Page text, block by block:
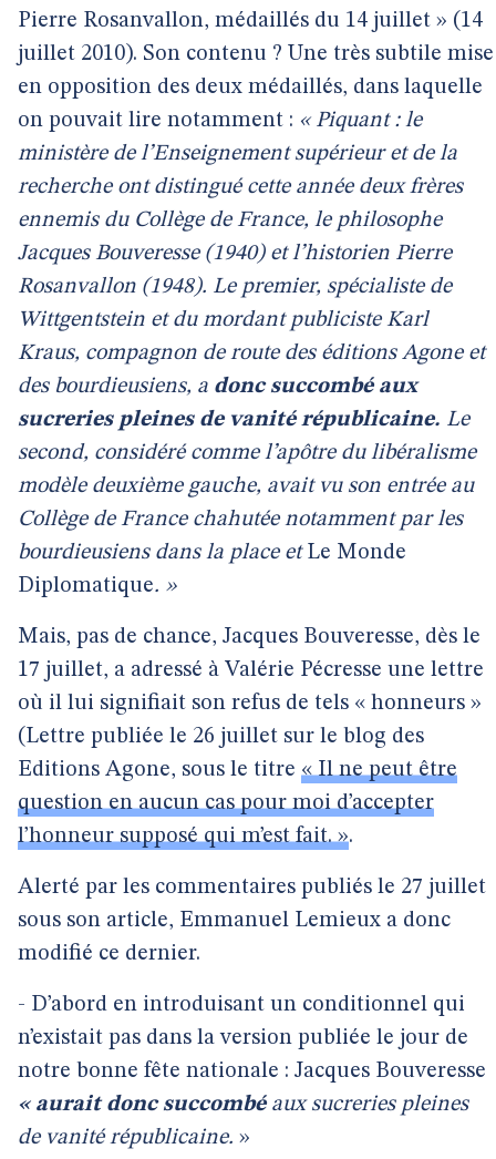
Pierre Rosanvallon, médaillés du 14 juillet » (14
juillet 2010). Son contenu ? Une très subtile mise
en opposition des deux médaillés, dans laquelle
on pouvait lire notamment : « Piquant : le
ministère de l’Enseignement supérieur et de la
recherche ont distingué cette année deux frères
ennemis du Collège de France, le philosophe
Jacques Bouveresse (1940) et l’historien Pierre
Rosanvallon (1948). Le premier, spécialiste de
Wittgentstein et du mordant publiciste Karl
Kraus, compagnon de route des éditions Agone et
des bourdieusiens, a donc succombé aux
sucreries pleines de vanité républicaine. Le
second, considéré comme l’apôtre du libéralisme
modèle deuxième gauche, avait vu son entrée au
Collège de France chahutée notamment par les
bourdieusiens dans la place et Le Monde
Diplomatique. »
Mais, pas de chance, Jacques Bouveresse, dès le
17 juillet, a adressé à Valérie Pécresse une lettre
où il lui signifiait son refus de tels « honneurs »
(Lettre publiée le 26 juillet sur le blog des
Editions Agone, sous le titre « Il ne peut être
question en aucun cas pour moi d’accepter
l’honneur supposé qui m’est fait. ».
Alerté par les commentaires publiés le 27 juillet
sous son article, Emmanuel Lemieux a donc
modifié ce dernier.
- D’abord en introduisant un conditionnel qui
n’existait pas dans la version publiée le jour de
notre bonne fête nationale : Jacques Bouveresse
« aurait donc succombé aux sucreries pleines
de vanité républicaine. »